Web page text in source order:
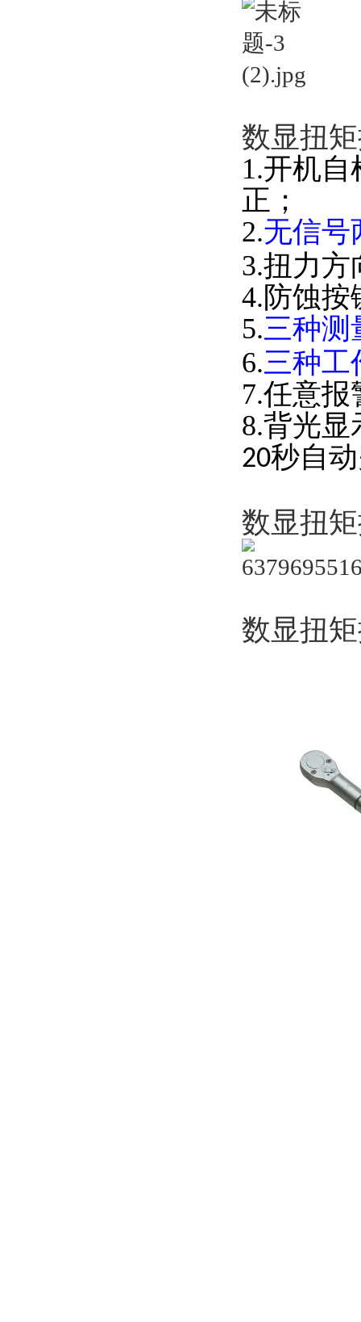
数显扭
1.开机
正；
2.无信号
3.扭力
4.防蚀按
5.三种测
6.三种工
7.任意
8.背光
20秒自
数显扭
数显扭